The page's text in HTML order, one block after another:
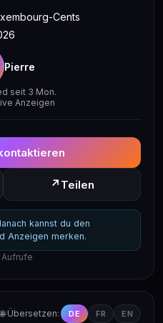
Cents
Pierre
seit 3 Mon.
Anzeigen
↗ Teilen
kannst du den
Anzeigen merken.
🌐 Übersetzen: DE FR EN